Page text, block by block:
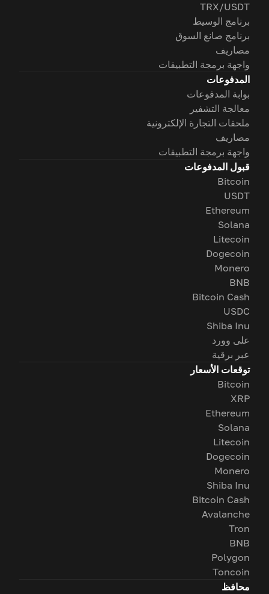
TRX/USDT
برنامج الوسيط
برنامج صانع السوق
مصاريف
واجهة برمجة التطبيقات
المدفوعات
بوابة المدفوعات
معالجة التشفير
ملحقات التجارة الإلكترونية
مصاريف
واجهة برمجة التطبيقات
قبول المدفوعات
Bitcoin
USDT
Ethereum
Solana
Litecoin
Dogecoin
Monero
BNB
Bitcoin Cash
USDC
Shiba Inu
على وورد
عبر برقية
توقعات الأسعار
Bitcoin
XRP
Ethereum
Solana
Litecoin
Dogecoin
Monero
Shiba Inu
Bitcoin Cash
Avalanche
Tron
BNB
Polygon
Toncoin
محافظ